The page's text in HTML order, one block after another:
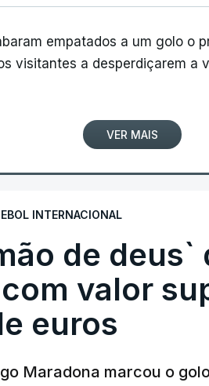
empatados a um golo o
visitantes a desperdiçarem a
VER MAIS
INTERNACIONAL
de deus`
valor
euros
Maradona marcou o